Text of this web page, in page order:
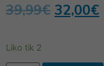
39,99€ 32,00€
Liko tik 2